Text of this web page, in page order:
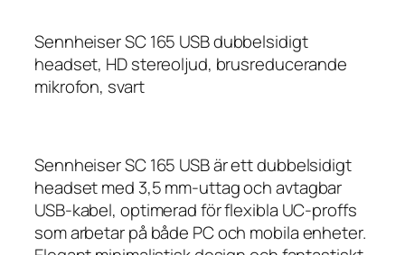
Sennheiser SC 165 USB dubbelsidigt
headset, HD stereoljud, brusreducerande
mikrofon, svart
Sennheiser SC 165 USB är ett dubbelsidigt
headset med 3,5 mm-uttag och avtagbar
USB-kabel, optimerad för flexibla UC-proffs
som arbetar på både PC och mobila enheter.